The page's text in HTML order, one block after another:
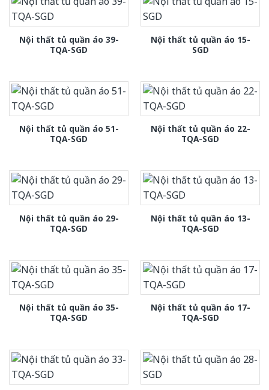
Nội thất tủ quần áo 39-
TQA-SGD
Nội thất tủ quần áo 15-
SGD
Nội thất tủ quần áo 51-
TQA-SGD
Nội thất tủ quần áo 22-
TQA-SGD
Nội thất tủ quần áo 29-
TQA-SGD
Nội thất tủ quần áo 13-
TQA-SGD
Nội thất tủ quần áo 35-
TQA-SGD
Nội thất tủ quần áo 17-
TQA-SGD